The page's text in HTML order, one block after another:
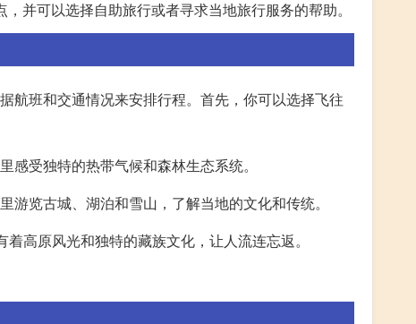
并可以选择自助旅行或者寻求当地旅行服务的帮助。
航班和交通情况来安排行程。首先，你可以选择飞往
受独特的热带气候和森林生态系统。
览古城、湖泊和雪山，了解当地的文化和传统。
高原风光和独特的藏族文化，让人流连忘返。